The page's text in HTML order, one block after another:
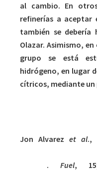
al cambio. En
refinerías a
también se debería
Olazar. Asimismo,
grupo se está
hidrógeno, en lugar
cítricos, mediante un
Jon Alvarezet al.,
. Fuel, 15;